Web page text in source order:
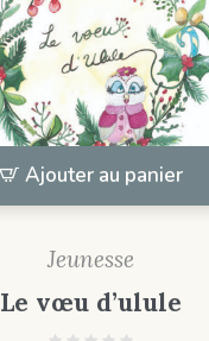
Ajouter au panier
Jeunesse
Le vœu d’ulule